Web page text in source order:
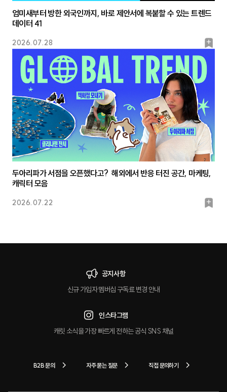
2026.07.28
북
마
크
엄미새부터 방한 외국인까지, 바로 제안서에 복붙할 수 있는 트렌드
데이터 41
2026.07.22
북
두아리파가 서점을 오픈했다고? 해외에서 반응 터진 공간, 마케팅,
캐릭터 모음
공지사항
신규 가입자 멤버십 구독료 변경 안내
인스타그램
캐릿 소식을 가장 빠르게 전하는 공식 SNS 채널
B2B 문의 자주 묻는 질문 직접 문의하기